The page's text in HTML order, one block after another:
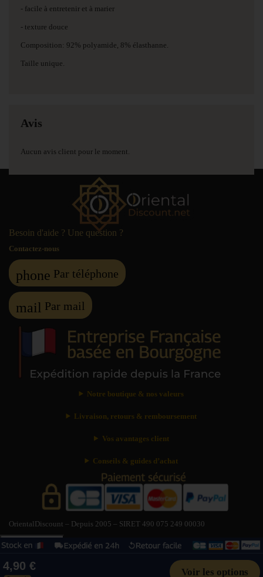
- facile à entretenir et à marier
- texture douce
Composition: 92% polyamide, 8% élasthanne.
Taille unique.
Avis
Aucun avis client pour le moment.
4,90 €
Voir les options
Besoin d'aide ? Une question ?
Contactez-nous
phone Par téléphone
mail Par mail
Notre boutique & nos valeurs
Livraison, retours & remboursement
Vos avantages client
Conseils & guides d’achat
OrientalDiscount – Depuis 2005 – SIRET 490 075 249 00030
Besoin d’aide ?
?
Livraison : délais & tarifs
Paiement sécurisé